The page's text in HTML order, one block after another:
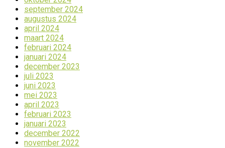
september 2024
augustus 2024
april 2024
maart 2024
februari 2024
januari 2024
december 2023
juli 2023
juni 2023
mei 2023
april 2023
februari 2023
januari 2023
december 2022
november 2022